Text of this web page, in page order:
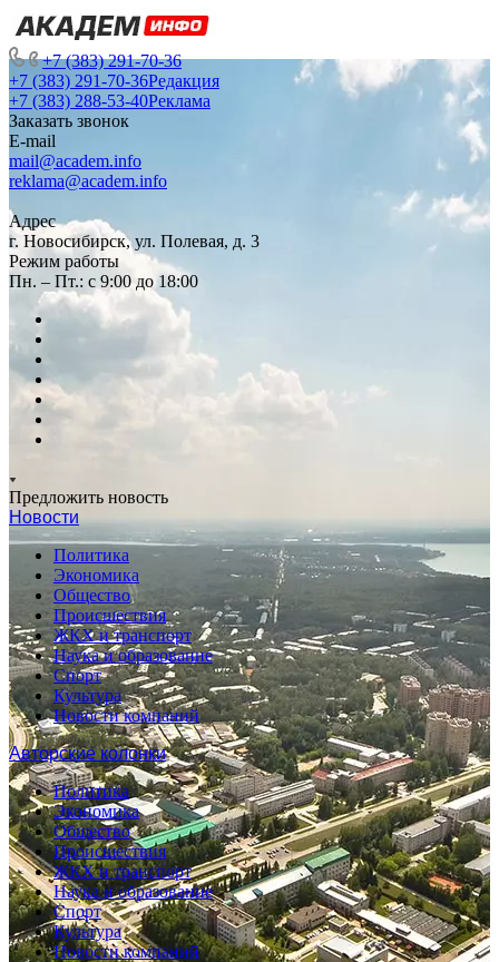
+7 (383) 291-70-36
+7 (383) 291-70-36Редакция
+7 (383) 288-53-40Реклама
Заказать звонок
E-mail
mail@academ.info
reklama@academ.info
Адрес
г. Новосибирск, ул. Полевая, д. 3
Режим работы
Пн. – Пт.: с 9:00 до 18:00
Предложить новость
Новости
Политика
Экономика
Общество
Происшествия
ЖКХ и транспорт
Наука и образование
Спорт
Культура
Новости компаний
Авторские колонки
Политика
Экономика
Общество
Происшествия
ЖКХ и транспорт
Наука и образование
Спорт
Культура
Новости компаний